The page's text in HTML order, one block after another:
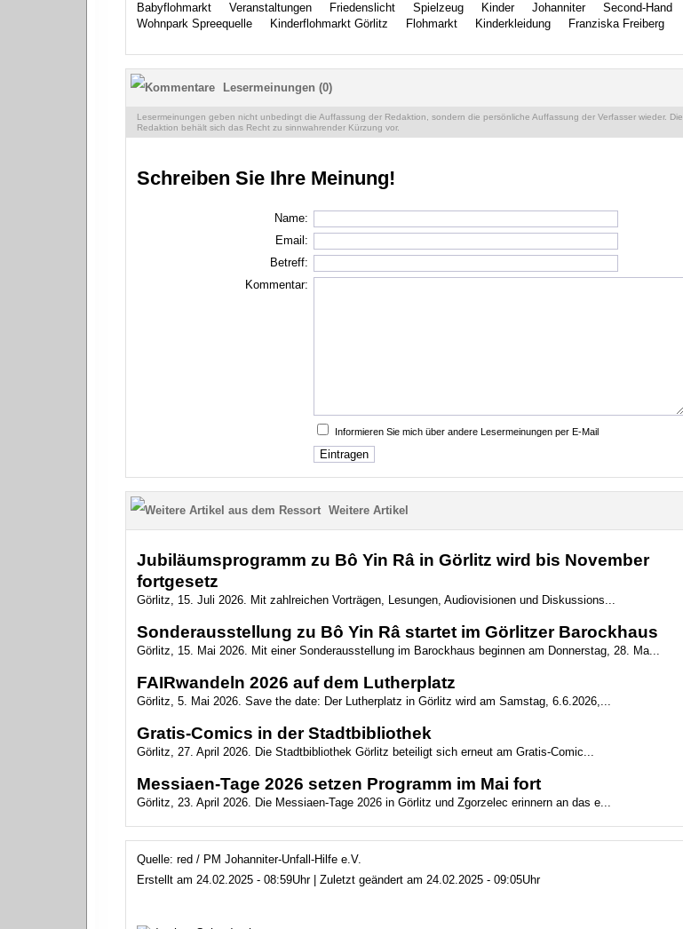
Babyflohmarkt Veranstaltungen Friedenslicht Spielzeug Kinder Johanniter
Second-Hand
Wohnpark Spreequelle
Kinderflohmarkt Görlitz Flohmarkt Kinderkleidung Franziska Freiberg
Lesermeinungen (0)
Lesermeinungen geben nicht unbedingt die Auffassung der Redaktion, sondern die persönliche Auffassung der Verfasser wieder. Die
Redaktion behält sich das Recht zu sinnwahrender Kürzung vor.
Schreiben Sie Ihre Meinung!
Name:
Email:
Betreff:
Kommentar:
Informieren Sie mich über andere Lesermeinungen per E-Mail
Weitere Artikel
Jubiläumsprogramm zu Bô Yin Râ in Görlitz wird bis November
fortgesetz
Görlitz, 15. Juli 2026. Mit zahlreichen Vorträgen, Lesungen, Audiovisionen und Diskussions...
Sonderausstellung zu Bô Yin Râ startet im Görlitzer Barockhaus
Görlitz, 15. Mai 2026. Mit einer Sonderausstellung im Barockhaus beginnen am Donnerstag, 28. Ma...
FAIRwandeln 2026 auf dem Lutherplatz
Görlitz, 5. Mai 2026. Save the date: Der Lutherplatz in Görlitz wird am Samstag, 6.6.2026,...
Gratis-Comics in der Stadtbibliothek
Görlitz, 27. April 2026. Die Stadtbibliothek Görlitz beteiligt sich erneut am Gratis-Comic...
Messiaen-Tage 2026 setzen Programm im Mai fort
Görlitz, 23. April 2026. Die Messiaen-Tage 2026 in Görlitz und Zgorzelec erinnern an das e...
Quelle: red / PM Johanniter-Unfall-Hilfe e.V.
Erstellt am 24.02.2025 - 08:59Uhr | Zuletzt geändert am 24.02.2025 - 09:05Uhr